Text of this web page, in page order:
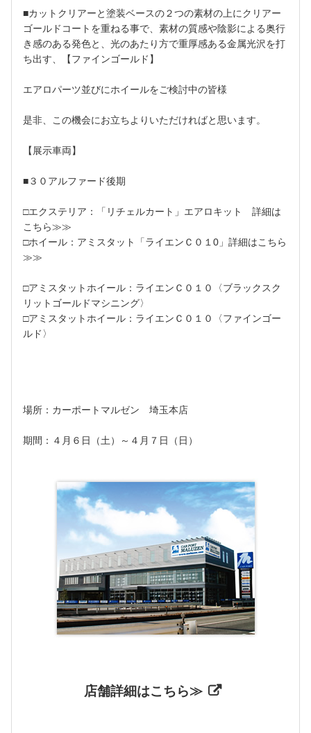
■カットクリアーと塗装ベースの２つの素材の上にクリアー
ゴールドコートを重ねる事で、素材の質感や陰影による奥行
き感のある発色と、光のあたり方で重厚感ある金属光沢を打
ち出す、【ファインゴールド】
エアロパーツ並びにホイールをご検討中の皆様
是非、この機会にお立ちよりいただければと思います。
【展示車両】
■３０アルファード後期
□エクステリア：「リチェルカート」エアロキット 詳細は
こちら≫≫
□ホイール：アミスタット「ライエンＣ０１0」 詳細はこちら
≫≫
□アミスタットホイール：ライエンＣ０１０〈ブラックスク
リットゴールドマシニング〉
□アミスタットホイール：ライエンＣ０１０〈ファインゴー
ルド〉
場所：カーポートマルゼン 埼玉本店
期間：４月６日（土）～４月７日（日）
店舗詳細はこちら≫